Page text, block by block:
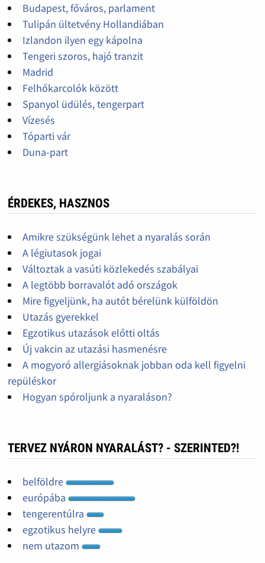
Budapest, főváros, parlament
Tulipán ültetvény Hollandiában
Izlandon ilyen egy kápolna
Tengeri szoros, hajó tranzit
Madrid
Felhőkarcolók között
Spanyol üdülés, tengerpart
Vízesés
Tóparti vár
Duna-part
ÉRDEKES, HASZNOS
Amikre szükségünk lehet a nyaralás során
A légiutasok jogai
Változtak a vasúti közlekedés szabályai
A legtöbb borravalót adó országok
Mire figyeljünk, ha autót bérelünk külföldön
Utazás gyerekkel
Egzotikus utazások előtti oltás
Új vakcin az utazási hasmenésre
A mogyoró allergiásoknak jobban oda kell figyelni
repüléskor
Hogyan spóroljunk a nyaraláson?
TERVEZ NYÁRON NYARALÁST? - SZERINTED?!
belföldre
európába
tengerentúlra
egzotikus helyre
nem utazom